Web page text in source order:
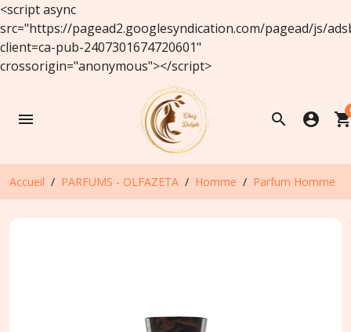
<script async
src="https://pagead2.googlesyndication.com/pagead/js/
client=ca-pub-2407301674720601"
crossorigin="anonymous"></script>
menu search account_circle
Accueil PARFUMS - OLFAZETA Homme Parfum Homme